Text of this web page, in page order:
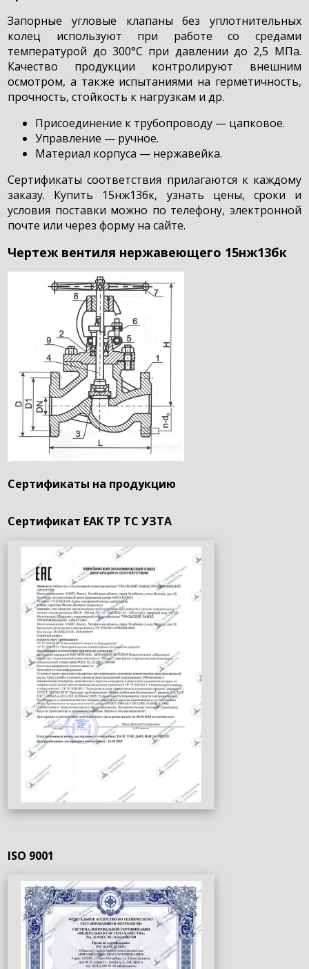
Запорные угловые клапаны без уплотнительных
колец используют при работе со средами
температурой до 300°С при давлении до 2,5 МПа.
Качество продукции контролируют внешним
осмотром, а также испытаниями на герметичность,
прочность, стойкость к нагрузкам и др.
Присоединение к трубопроводу — цапковое.
Управление — ручное.
Материал корпуса — нержавейка.
Сертификаты соответствия прилагаются к каждому
заказу. Купить 15нж13бк, узнать цены, сроки и
условия поставки можно по телефону, электронной
почте или через форму на сайте.
Чертеж вентиля нержавеющего 15нж13бк
Сертификаты на продукцию
Сертификат ЕАК ТР ТС УЗТА
ISO 9001